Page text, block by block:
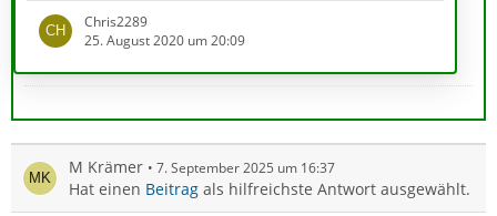
Könnte mir hier eventuell jemand bei dem Problem
helfen?
Chris2289
25. August 2020 um 20:09
M Krämer 7. September 2025 um 16:37
Hat einen Beitrag als hilfreichste Antwort ausgewählt.